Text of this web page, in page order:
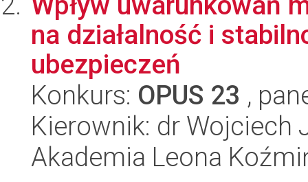
na działalność i
ubezpieczeń
Konkurs: OPUS 23 ,
Kierownik: dr Wojciech
Akademia Leona